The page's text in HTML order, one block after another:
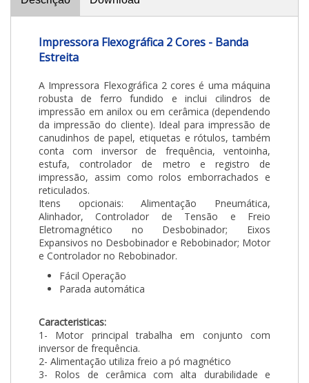
Impressora Flexográfica 2 Cores - Banda
Estreita
A Impressora Flexográfica 2 cores é uma máquina
robusta de ferro fundido e inclui cilindros de
impressão em anilox ou em cerâmica (dependendo
da impressão do cliente). Ideal para impressão de
canudinhos de papel, etiquetas e rótulos, também
conta com inversor de frequência, ventoinha,
estufa, controlador de metro e registro de
impressão, assim como rolos emborrachados e
reticulados.
Itens opcionais: Alimentação Pneumática,
Alinhador, Controlador de Tensão e Freio
Eletromagnético no Desbobinador; Eixos
Expansivos no Desbobinador e Rebobinador; Motor
e Controlador no Rebobinador.
Fácil Operação
Parada automática
Caracteristicas:
1- Motor principal trabalha em conjunto com
inversor de frequência.
2- Alimentação utiliza freio a pó magnético
3- Rolos de cerâmica com alta durabilidade e